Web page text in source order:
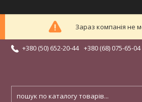
Зараз компанія не
+380 (50) 652-20-44 +380 (68) 075-65-04